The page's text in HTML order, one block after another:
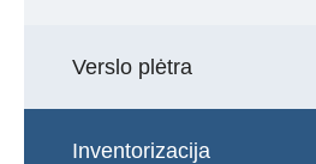
Verslo plėtra
Inventorizacija